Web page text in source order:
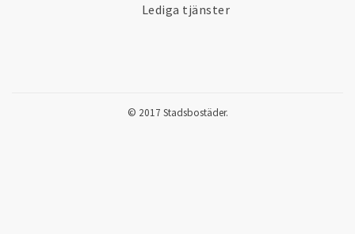
Lediga tjänster
© 2017 Stadsbostäder.